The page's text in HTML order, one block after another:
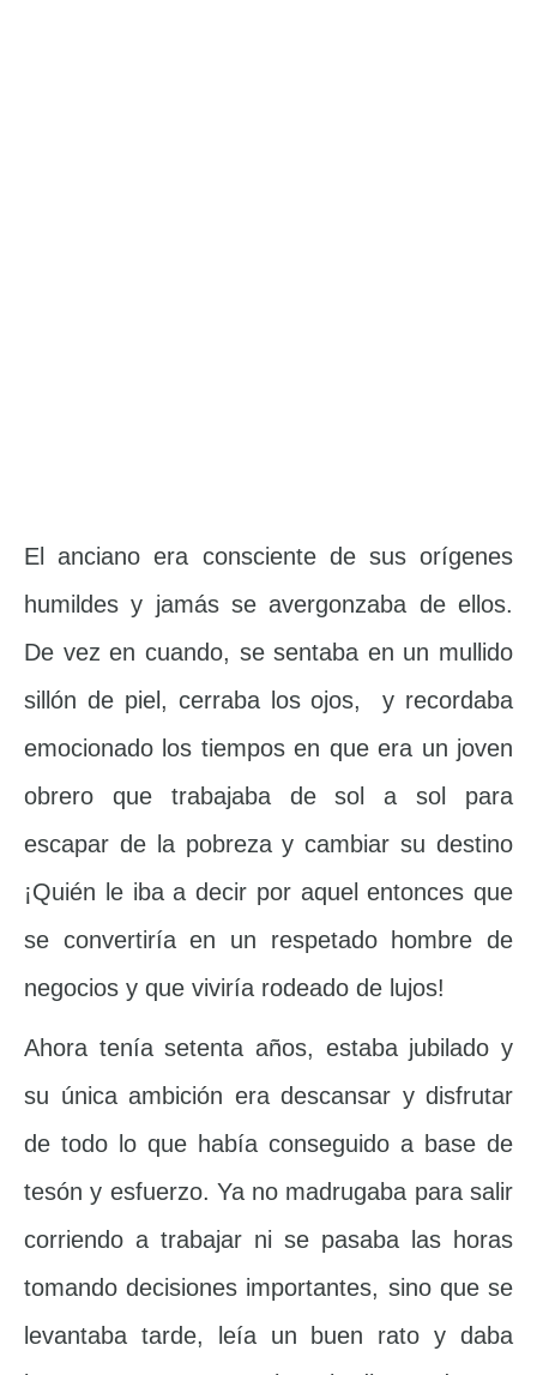
El anciano era consciente de sus orígenes
humildes y jamás se avergonzaba de ellos.
De vez en cuando, se sentaba en un mullido
sillón de piel, cerraba los ojos, y recordaba
emocionado los tiempos en que era un joven
obrero que trabajaba de sol a sol para
escapar de la pobreza y cambiar su destino
¡Quién le iba a decir por aquel entonces que
se convertiría en un respetado hombre de
negocios y que viviría rodeado de lujos!
Ahora tenía setenta años, estaba jubilado y
su única ambición era descansar y disfrutar
de todo lo que había conseguido a base de
tesón y esfuerzo. Ya no madrugaba para salir
corriendo a trabajar ni se pasaba las horas
tomando decisiones importantes, sino que se
levantaba tarde, leía un buen rato y daba